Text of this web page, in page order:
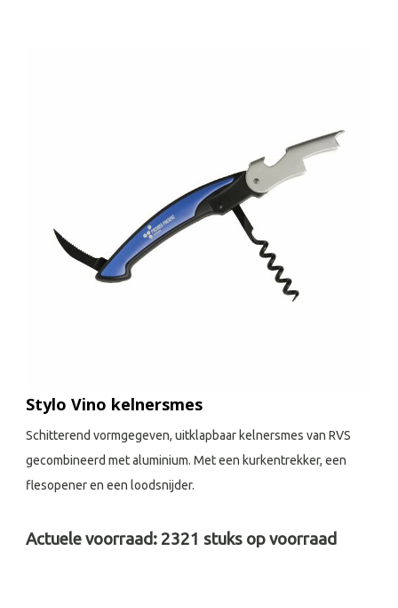
Stylo Vino kelnersmes
Schitterend vormgegeven, uitklapbaar kelnersmes van RVS
gecombineerd met aluminium. Met een kurkentrekker, een
flesopener en een loodsnijder.
Actuele voorraad:2321 stuks op voorraad